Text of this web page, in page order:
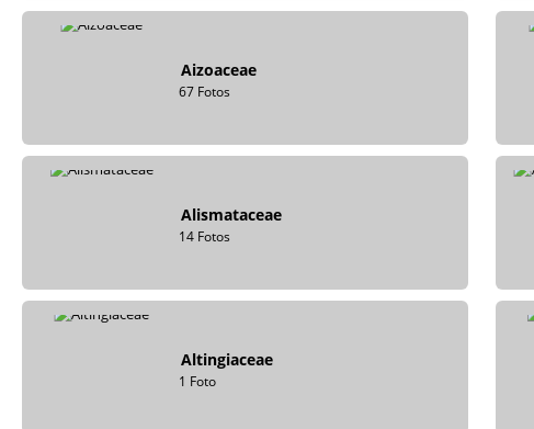
Aizoaceae
67 Fotos
Alismataceae
14 Fotos
Altingiaceae
1 Foto